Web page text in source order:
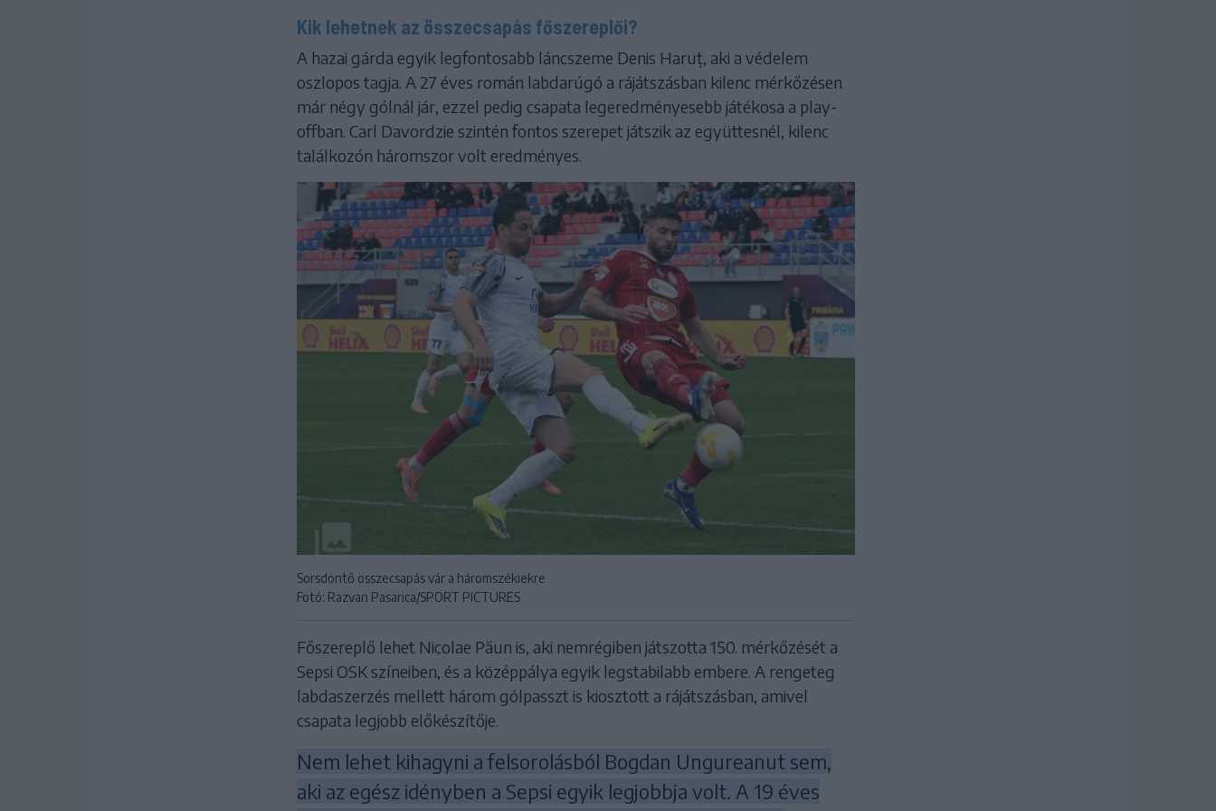
Kik lehetnek az összecsapás főszereplői?
A hazai gárda egyik legfontosabb láncszeme Denis Haruț, aki a védelem
oszlopos tagja. A 27 éves román labdarúgó a rájátszásban kilenc mérkőzésen
már négy gólnál jár, ezzel pedig csapata legeredményesebb játékosa a play-
offban. Carl Davordzie szintén fontos szerepet játszik az együttesnél, kilenc
találkozón háromszor volt eredményes.
Sorsdöntő összecsapás vár a háromszékiekre
Fotó: Razvan Pasarica/SPORT PICTURES
Főszereplő lehet Nicolae Păun is, aki nemrégiben játszotta 150. mérkőzését a
Sepsi OSK színeiben, és a középpálya egyik legstabilabb embere. A rengeteg
labdaszerzés mellett három gólpasszt is kiosztott a rájátszásban, amivel
csapata legjobb előkészítője.
Nem lehet kihagyni a felsorolásból Bogdan Ungureanut sem,
aki az egész idényben a Sepsi egyik legjobbja volt. A 19 éves